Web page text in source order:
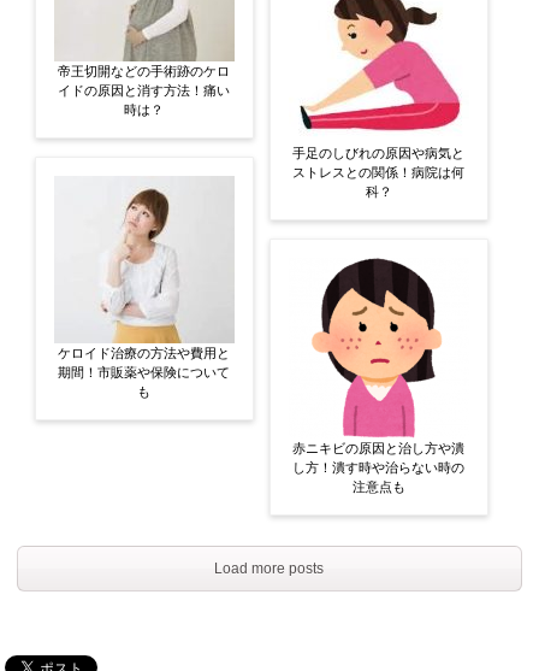
帝王切開などの手術跡のケロ
イドの原因と消す方法！痛い
時は？
ケロイド治療の方法や費用と
期間！市販薬や保険について
も
手足のしびれの原因や病気と
ストレスとの関係！病院は何
科？
赤ニキビの原因と治し方や潰
し方！潰す時や治らない時の
注意点も
Load more posts